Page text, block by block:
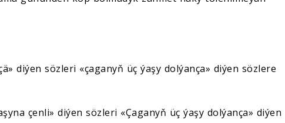
diýen sözleri «çaganyň üç ýaşy dolýança» diýen sözlere
çenli» diýen sözleri «Çaganyň üç ýaşy dolýança» diýen